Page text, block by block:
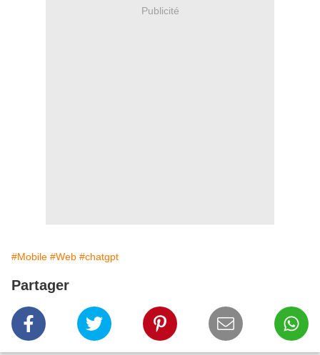
Publicité
#Mobile #Web #chatgpt
Partager